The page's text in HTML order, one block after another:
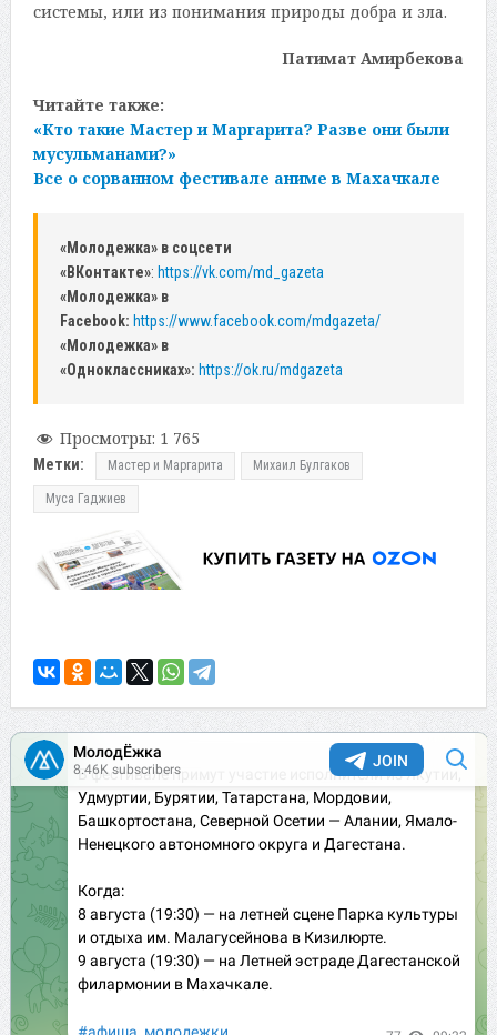
системы, или из понимания природы добра и зла.
Патимат Амирбекова
Читайте также:
«Кто такие Мастер и Маргарита? Разве они были
мусульманами?»
Все о сорванном фестивале аниме в Махачкале
«Молодежка» в соцсети
«ВКонтакте»: https://vk.com/md_gazeta
«Молодежка» в
Facebook: https://www.facebook.com/mdgazeta/
«Молодежка» в
«Одноклассниках»: https://ok.ru/mdgazeta
Просмотры: 1 765
Метки: Мастер и Маргарита Михаил Булгаков
Муса Гаджиев